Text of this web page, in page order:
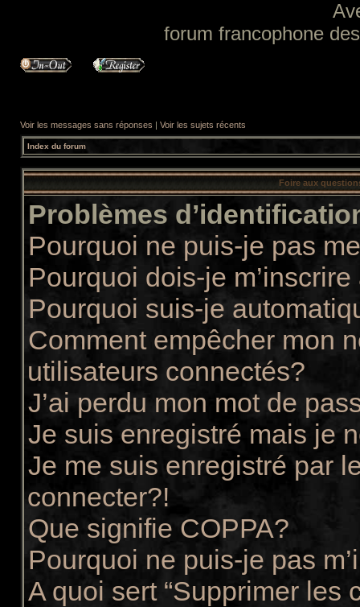
forum francophone
Voir les messages sans réponses | Voir les sujets récents
Index du forum
Foire aux
Problèmes
Pourquoi ne puis-je pas
Pourquoi dois-je
Pourquoi suis-je
Comment empêcher mon
utilisateurs connectés?
J’ai perdu mon mot de
Je suis enregistré mais je
Je me suis enregistré par
connecter?!
Que signifie COPPA?
Pourquoi ne puis-je pas
A quoi sert “Supprimer les